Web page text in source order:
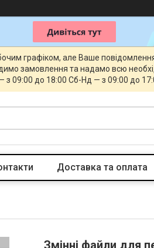
графіком, але Ваше
замовлення та надамо всю
з 09:00 до 18:00 Сб-Нд — з 09:00 до
Доставка та оплата
Змінні файли для